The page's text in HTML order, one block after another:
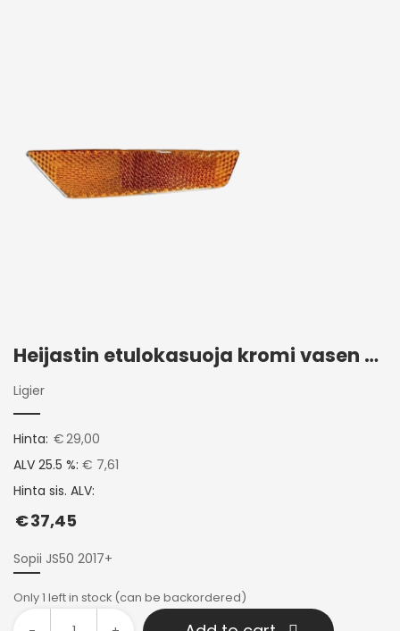
Heijastin etulokasuoja kromi vasen Ligier JS50 2017+
Ligier
Hinta: €29,00
ALV 25.5 %: € 7,61
Hinta sis. ALV:
€37,45
Sopii JS50 2017+
Only 1 left in stock (can be backordered)